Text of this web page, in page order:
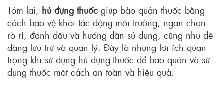
Tóm lại, hủ đựng thuốc giúp bảo quản thuốc bằng
cách bảo vệ khỏi tác động môi trường, ngăn chặn
rò rỉ, đánh dấu và hướng dẫn sử dụng, cũng như dễ
dàng lưu trữ và quản lý. Đây là những lợi ích quan
trọng khi sử dụng hủ đựng thuốc để bảo quản và sử
dụng thuốc một cách an toàn và hiệu quả.